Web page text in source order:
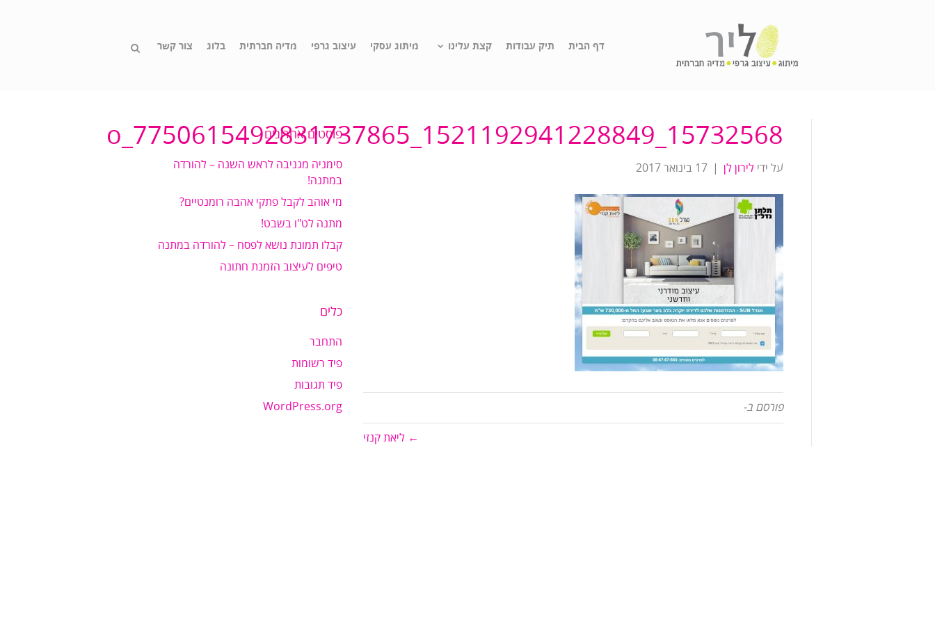
דף הבית תיק עבודות קצת עלינו מיתוג עסקי עיצוב גרפי מדיה חברתית בלוג צור קשר
15732568_1521192941228849_7750615492831737865_o
על ידי לירון לן 17 בינואר 2017
פורסם ב-
← ליאת קנזי
פוסטים אחרונים
סימניה מגניבה לראש השנה – להורדה
במתנה!
מי אוהב לקבל פתקי אהבה רומנטיים?
מתנה לט"ו בשבט!
קבלו תמונת נושא לפסח – להורדה במתנה
טיפים לעיצוב הזמנת חתונה
כלים
התחבר
פיד רשומות
פיד תגובות
WordPress.org